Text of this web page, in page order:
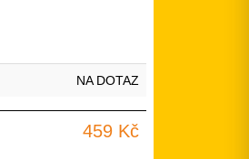
NA DOTAZ
459 Kč